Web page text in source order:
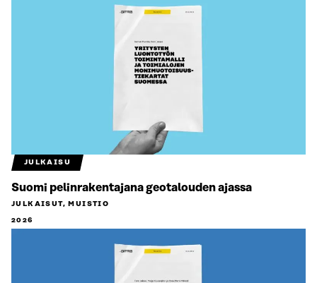
JULKAISU
Suomi pelinrakentajana geotalouden ajassa
JULKAISUT, MUISTIO
2026